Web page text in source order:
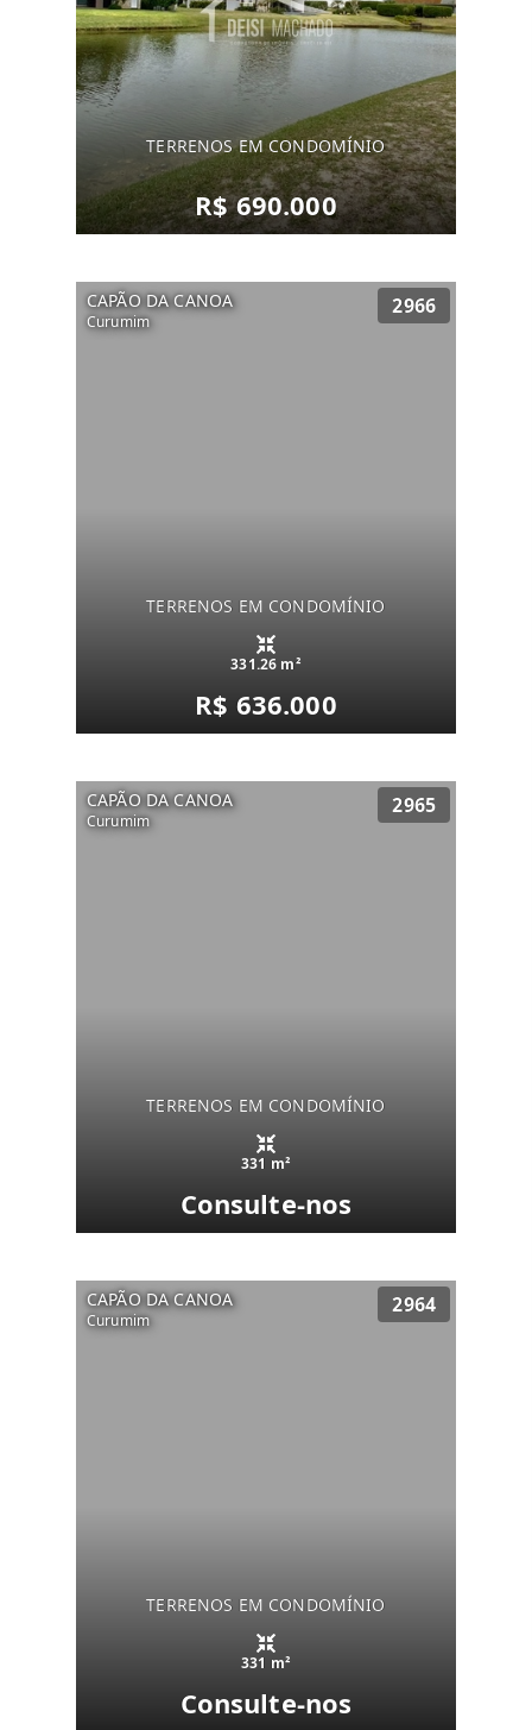
TERRENOS EM CONDOMÍNIO
R$ 690.000
CAPÃO DA CANOA
Curumim
2966
TERRENOS EM CONDOMÍNIO
331.26 m²
R$ 636.000
CAPÃO DA CANOA
Curumim
2965
TERRENOS EM CONDOMÍNIO
331 m²
Consulte-nos
CAPÃO DA CANOA
Curumim
2964
TERRENOS EM CONDOMÍNIO
331 m²
Consulte-nos